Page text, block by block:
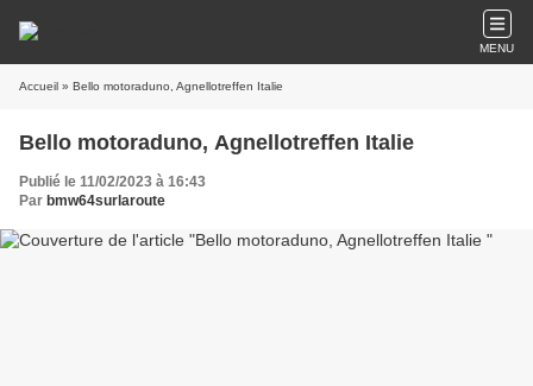
MENU
Accueil » Bello motoraduno, Agnellotreffen Italie
Bello motoraduno, Agnellotreffen Italie
Publié le 11/02/2023 à 16:43
Par bmw64surlaroute